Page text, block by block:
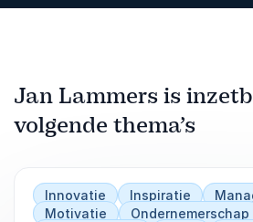
Jan Lammers is
volgende thema’s
Innovatie Inspiratie
Motivatie
Ondernemerschap